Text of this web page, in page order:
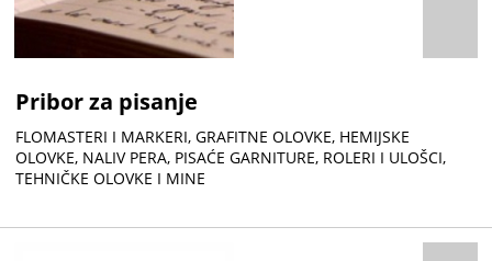
Pribor za pisanje
FLOMASTERI I MARKERI, GRAFITNE OLOVKE, HEMIJSKE
OLOVKE, NALIV PERA, PISAĆE GARNITURE, ROLERI I ULOŠCI,
TEHNIČKE OLOVKE I MINE